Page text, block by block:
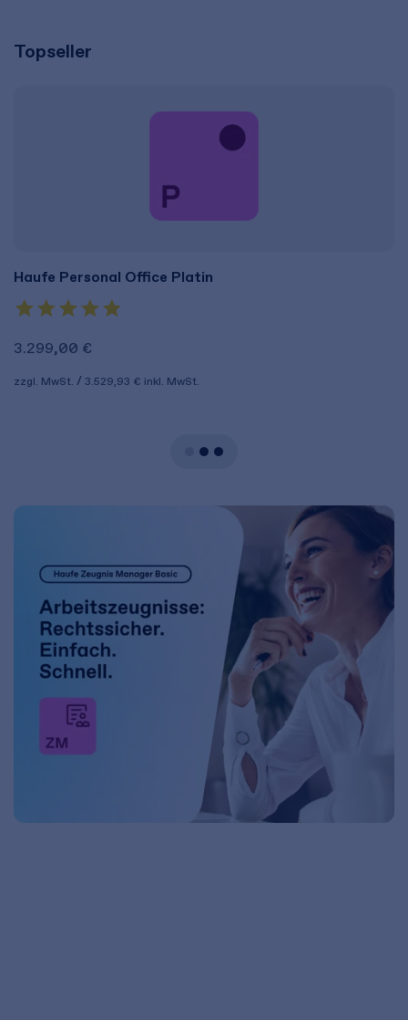
Topseller
Haufe Personal Office Platin
3.299,00 €
zzgl. MwSt. 3.529,93 € inkl. MwSt.